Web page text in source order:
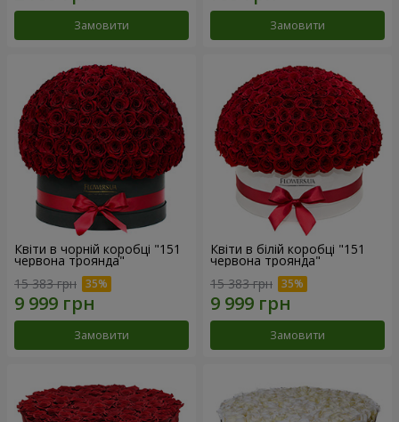
Замовити Замовити
Квіти в чорній коробці "151
червона троянда"
15 383 грн
Замовити
Квіти в білій коробці "151
червона троянда"
15 383 грн
Замовити